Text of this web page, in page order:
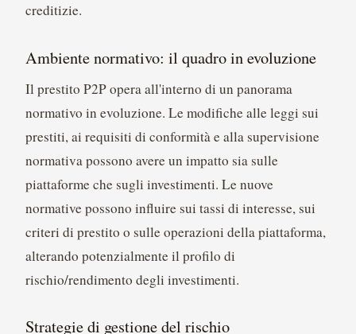
creditizie.
Ambiente normativo: il quadro in evoluzione
Il prestito P2P opera all'interno di un panorama
normativo in evoluzione. Le modifiche alle leggi sui
prestiti, ai requisiti di conformità e alla supervisione
normativa possono avere un impatto sia sulle
piattaforme che sugli investimenti. Le nuove
normative possono influire sui tassi di interesse, sui
criteri di prestito o sulle operazioni della piattaforma,
alterando potenzialmente il profilo di
rischio/rendimento degli investimenti.
Strategie di gestione del rischio